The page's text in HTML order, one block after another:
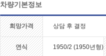
차량기본정보
희망가격 상담 후 결정
연식 1950/2 (1950년형)